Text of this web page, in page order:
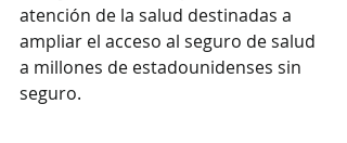
atención de la salud destinadas a
ampliar el acceso al seguro de salud
a millones de estadounidenses sin
seguro.